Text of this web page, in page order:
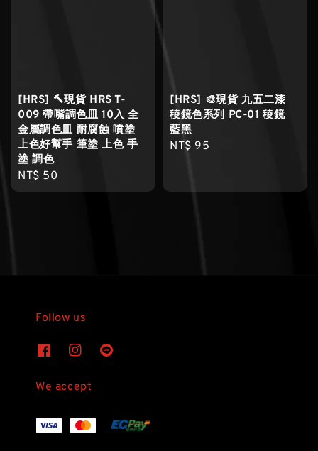
[HRS] 🔨現貨 HRS T-
009 帶嘴調色皿 10入 全
金屬調色皿 耐腐蝕 噴塗
上色好幫手 筆塗 上色 手
塗 調色
Regular
price
NT$ 50
[HRS] 🎨現貨 九五二漆
稜鏡色系列 PC-01 稜鏡
藍黑
Regular
NT$ 95
Follow us
We accept